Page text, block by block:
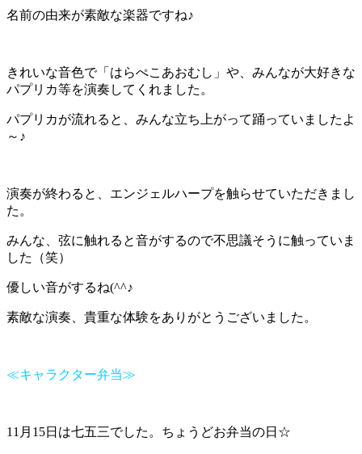
名前の由来が素敵な楽器ですね♪
きれいな音色で「はらぺこあおむし」や、みんなが大好きな
パプリカ等を演奏してくれました。
パプリカが流れると、みんな立ち上がって踊っていましたよ
～♪
演奏が終わると、エンジェルハープを触らせていただきまし
た。
みんな、弦に触れると音がするので不思議そうに触っていま
した（笑）
優しい音がするね(^^♪
素敵な演奏、貴重な体験をありがとうございました。
≪キャラクター弁当≫
11月15日は七五三でした。ちょうどお弁当の日☆